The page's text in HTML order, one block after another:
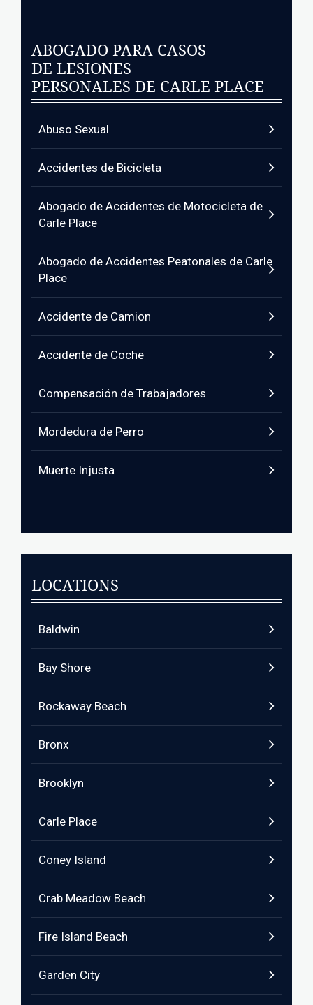
ABOGADO PARA CASOS
DE LESIONES
PERSONALES DE CARLE PLACE
Abuso Sexual
Accidentes de Bicicleta
Abogado de Accidentes de Motocicleta de
Carle Place
Abogado de Accidentes Peatonales de Carle
Place
Accidente de Camion
Accidente de Coche
Compensación de Trabajadores
Mordedura de Perro
Muerte Injusta
LOCATIONS
Baldwin
Bay Shore
Rockaway Beach
Bronx
Brooklyn
Carle Place
Coney Island
Crab Meadow Beach
Fire Island Beach
Garden City